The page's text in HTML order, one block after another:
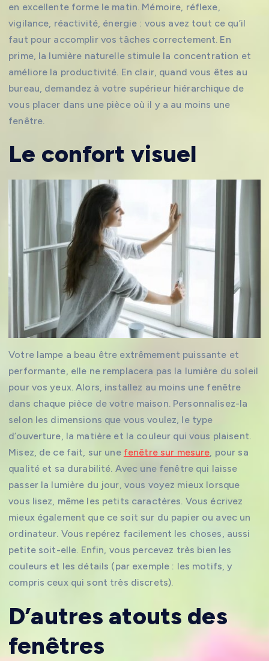
en excellente forme le matin. Mémoire, réflexe,
vigilance, réactivité, énergie : vous avez tout ce qu’il
faut pour accomplir vos tâches correctement. En
prime, la lumière naturelle stimule la concentration et
améliore la productivité. En clair, quand vous êtes au
bureau, demandez à votre supérieur hiérarchique de
vous placer dans une pièce où il y a au moins une
fenêtre.
Le confort visuel
Votre lampe a beau être extrêmement puissante et
performante, elle ne remplacera pas la lumière du soleil
pour vos yeux. Alors, installez au moins une fenêtre
dans chaque pièce de votre maison. Personnalisez-la
selon les dimensions que vous voulez, le type
d’ouverture, la matière et la couleur qui vous plaisent.
Misez, de ce fait, sur une fenêtre sur mesure, pour sa
qualité et sa durabilité. Avec une fenêtre qui laisse
passer la lumière du jour, vous voyez mieux lorsque
vous lisez, même les petits caractères. Vous écrivez
mieux également que ce soit sur du papier ou avec un
ordinateur. Vous repérez facilement les choses, aussi
petite soit-elle. Enfin, vous percevez très bien les
couleurs et les détails (par exemple : les motifs, y
compris ceux qui sont très discrets).
D’autres atouts des
fenêtres